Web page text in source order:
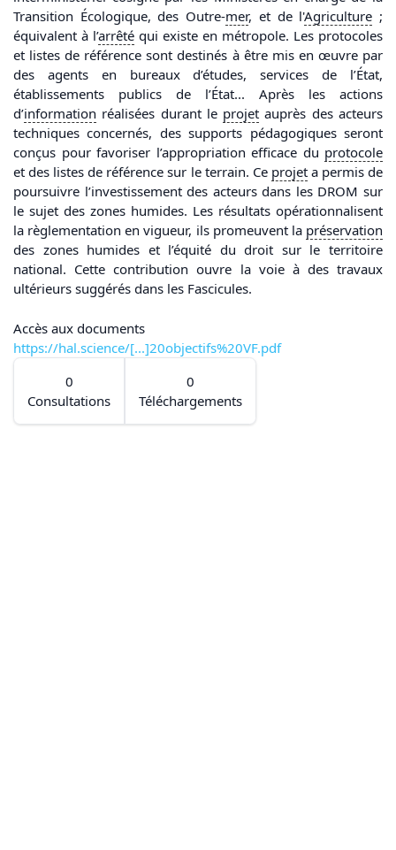
Transition Écologique, des Outre-mer, et de l'Agriculture ;
équivalent à l’arrêté qui existe en métropole. Les protocoles
et listes de référence sont destinés à être mis en œuvre par
des agents en bureaux d’études, services de l’État,
établissements publics de l’État... Après les actions
d’information réalisées durant le projet auprès des acteurs
techniques concernés, des supports pédagogiques seront
conçus pour favoriser l’appropriation efficace du protocole
et des listes de référence sur le terrain. Ce projeta permis de
poursuivre l’investissement des acteurs dans les DROM sur
le sujet des zones humides. Les résultats opérationnalisent
la règlementation en vigueur, ils promeuvent la préservation
des zones humides et l’équité du droit sur le territoire
national. Cette contribution ouvre la voie à des travaux
ultérieurs suggérés dans les Fascicules.
Accès aux documents
https://hal.science/[...]20objectifs%20VF.pdf
0
Consultations
0
Téléchargements